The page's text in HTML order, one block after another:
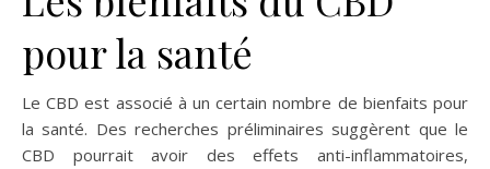
pour la santé
Le CBD est associé à un certain nombre de bienfaits pour
la santé. Des recherches préliminaires suggèrent que le
CBD pourrait avoir des effets anti-inflammatoires,